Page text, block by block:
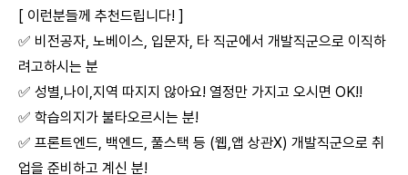
[ 이런분들께 추천드립니다! ]
✅ 비전공자, 노베이스, 입문자, 타 직군에서 개발직군으로 이직하
려고하시는 분
✅ 성별,나이,지역 따지지 않아요! 열정만 가지고 오시면 OK!!
✅ 학습의지가 불타오르시는 분!
✅ 프론트엔드, 백엔드, 풀스택 등 (웹,앱 상관X) 개발직군으로 취
업을 준비하고 계신 분!